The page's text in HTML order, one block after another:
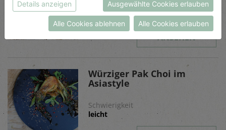
Schwierigkeit
leicht
ANSEHEN
Würziger Pak Choi im
Asiastyle
Schwierigkeit
leicht
Datenschutzerklärung
bzw. imImpressum
Details anzeigen Ausgewählte Cookies erlauben
Alle Cookies ablehnen Alle Cookies erlauben